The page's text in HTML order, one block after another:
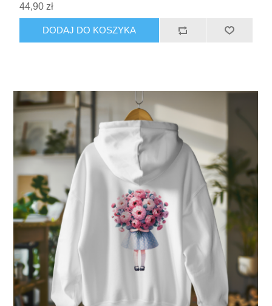
44,90 zł
DODAJ DO KOSZYKA